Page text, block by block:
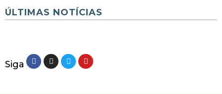
ÚLTIMAS NOTÍCIAS
Siga